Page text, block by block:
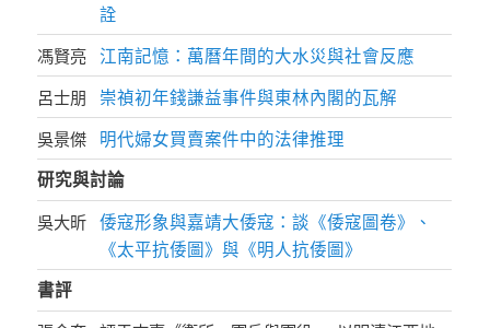
詮
馮賢亮 江南記憶：萬曆年間的大水災與社會反應
呂士朋 崇禎初年錢謙益事件與東林內閣的瓦解
吳景傑
明代婦女買賣案件中的法律推理
研究與討論
吳大昕 倭寇形象與嘉靖大倭寇：談《倭寇圖卷》、
《太平抗倭圖》與《明人抗倭圖》
書評